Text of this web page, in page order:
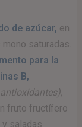
de azúcar, en
saturadas.
para la
B,
fruto fructífero
saladas.